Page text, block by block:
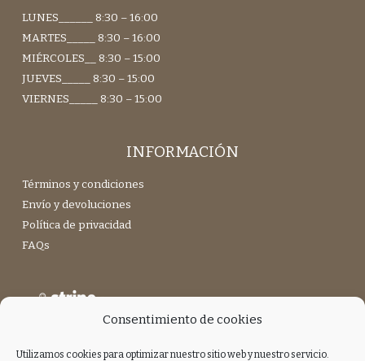
Consentimiento de cookies
Utilizamos cookies para optimizar nuestro sitio web y nuestro servicio.
LUNES______ 8:30 – 16:00
MARTES_____ 8:30 – 16:00
MIÉRCOLES__ 8:30 – 15:00
JUEVES_____ 8:30 – 15:00
VIERNES_____ 8:30 – 15:00
INFORMACIÓN
Términos y condiciones
Envío y devoluciones
Política de privacidad
FAQs